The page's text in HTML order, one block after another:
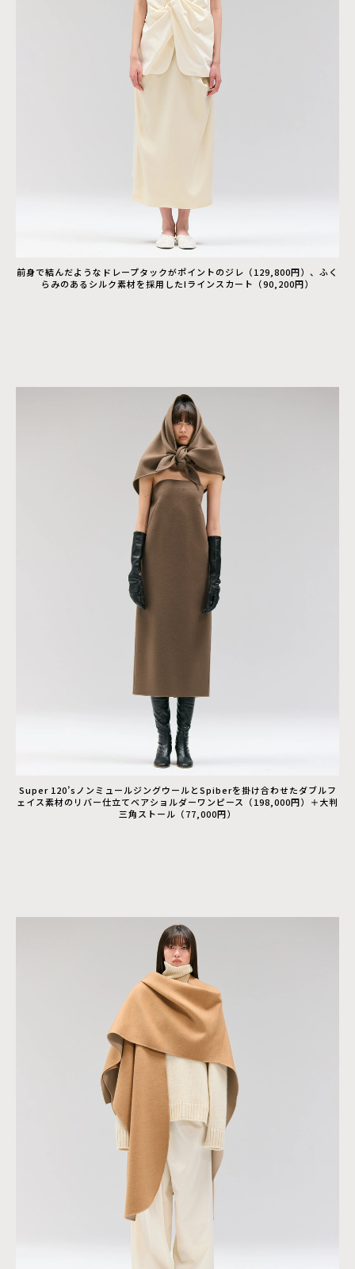
前身で結んだようなドレープタックがポイントのジレ（129,800円）、ふく
らみのあるシルク素材を採用したIラインスカート（90,200円）
Super 120’sノンミュールジングウールとSpiberを掛け合わせたダブルフ
ェイス素材のリバー仕立てベアショルダーワンピース（198,000円）＋大判
三角ストール（77,000円）